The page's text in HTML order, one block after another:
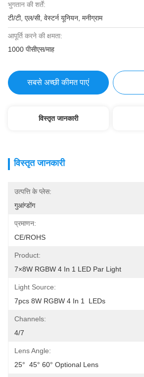
भुगतान की शर्तें:
टी/टी, एल/सी, वेस्टर्न यूनियन, मनीग्राम
आपूर्ति करने की क्षमता:
1000 पीसीएस/माह
सबसे अच्छी कीमत पाएं
विस्तृत जानकारी
विस्तृत जानकारी
उत्पत्ति के प्लेस:
गुआंग्डोंग
प्रमाणन:
CE/ROHS
Product:
7×8W RGBW 4 In 1 LED Par Light
Light Source:
7pcs 8W RGBW 4 In 1  LEDs
Channels:
4/7
Lens Angle:
25°  45° 60° Optional Lens